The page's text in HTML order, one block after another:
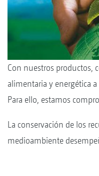
Con nuestros productos,
alimentaria y energética
Para ello, estamos
La conservación de los
medioambiente